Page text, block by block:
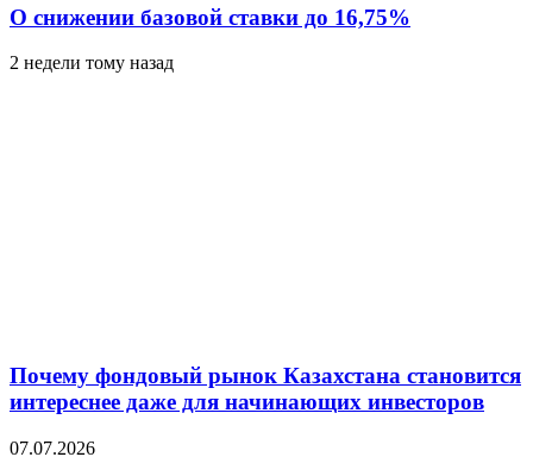
О снижении базовой ставки до 16,75%
2 недели тому назад
Почему фондовый рынок Казахстана становится
интереснее даже для начинающих инвесторов
07.07.2026